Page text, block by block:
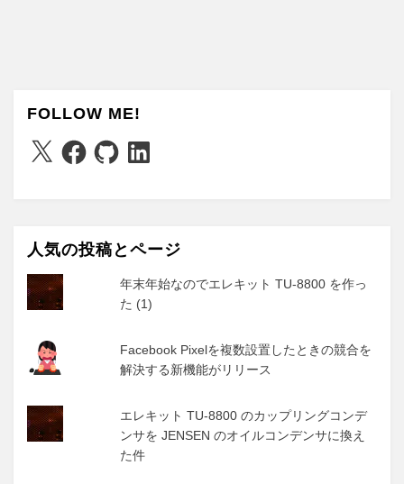
FOLLOW ME!
X Facebook
GitHubLinkedIn
人気の投稿とページ
年末年始なのでエレキット TU-8800 を作っ
た (1)
Facebook Pixelを複数設置したときの競合を
解決する新機能がリリース
エレキット TU-8800 のカップリングコンデ
ンサを JENSEN のオイルコンデンサに換え
た件